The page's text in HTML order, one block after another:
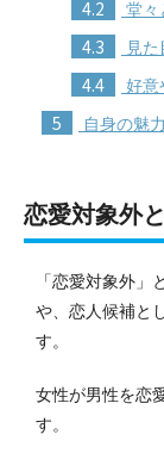
4.2 堂々
4.3 見
4.4 好意
5 自身の魅
恋愛対象外
「恋愛対象外
や、恋人候補と
す。
女性が男性を恋
す。